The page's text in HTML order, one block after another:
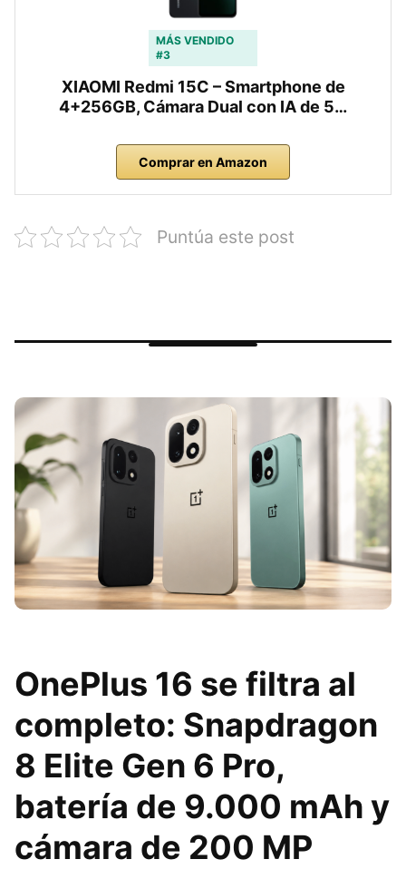
MÁS VENDIDO
#3
XIAOMI Redmi 15C – Smartphone de
4+256GB, Cámara Dual con IA de 5…
Comprar en Amazon
Puntúa este post
OnePlus 16 se filtra al
completo: Snapdragon
8 Elite Gen 6 Pro,
batería de 9.000 mAh y
cámara de 200 MP